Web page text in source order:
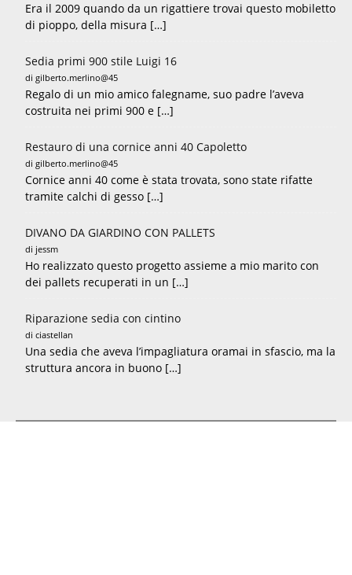
Era il 2009 quando da un rigattiere trovai questo mobiletto
di pioppo, della misura […]
Sedia primi 900 stile Luigi 16
di gilberto.merlino@45
Regalo di un mio amico falegname, suo padre l’aveva
costruita nei primi 900 e […]
Restauro di una cornice anni 40 Capoletto
di gilberto.merlino@45
Cornice anni 40 come è stata trovata, sono state rifatte
tramite calchi di gesso […]
DIVANO DA GIARDINO CON PALLETS
di jessm
Ho realizzato questo progetto assieme a mio marito con
dei pallets recuperati in un […]
Riparazione sedia con cintino
di ciastellan
Una sedia che aveva l’impagliatura oramai in sfascio, ma la
struttura ancora in buono […]